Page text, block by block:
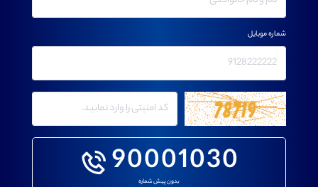
90001030
بدون پیش شماره
شماره موبایل